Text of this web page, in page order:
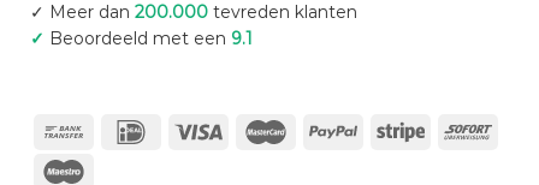
✓ Meer dan 200.000tevreden klanten
✓ Beoordeeld met een 9.1